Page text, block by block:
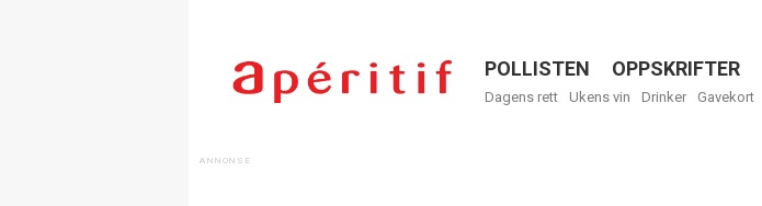
Menu
POLLISTEN OPPSKRIFTER
Dagens rett Ukens vin Drinker Gavekort